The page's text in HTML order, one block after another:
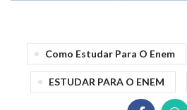
Como Estudar Para O Enem
ESTUDAR PARA O ENEM